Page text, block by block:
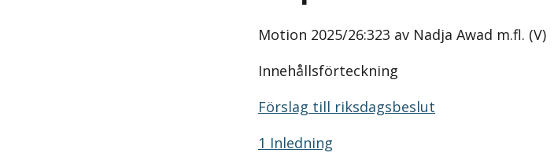
Motion 2025/26:323 av Nadja Awad m.fl. (V)
Innehållsförteckning
Förslag till riksdagsbeslut
1 Inledning